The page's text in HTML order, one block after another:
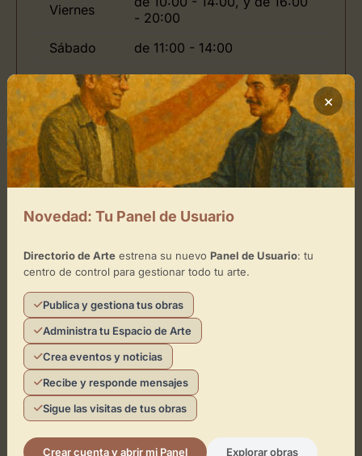
Viernes
- 20:00
Sábado
de 11:00 - 14:00
Ubicación de BCN ESPAI BLANC
Cómo llegar
×
+
Toca el mapa para interactuar
Activar Mapa
×
Novedad: Tu Panel de Usuario
Directorio de Arteestrena su nuevo Panel de Usuario: tu
centro de control para gestionar todo tu arte.
Publica y gestiona tus obras
Administra tu Espacio de Arte
Crea eventos y noticias
Recibe y responde mensajes
Sigue las visitas de tus obras
Crear cuenta y abrir mi Panel Explorar obras